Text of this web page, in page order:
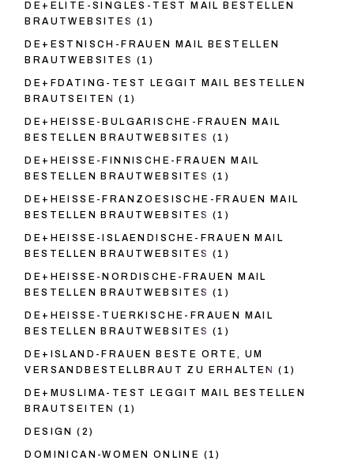
DE+ELITE-SINGLES-TEST MAIL BESTELLEN
BRAUTWEBSITES (1)
DE+ESTNISCH-FRAUEN MAIL BESTELLEN
BRAUTWEBSITES (1)
DE+FDATING-TEST LEGGIT MAIL BESTELLEN
BRAUTSEITEN
(1)
DE+HEISSE-BULGARISCHE-FRAUEN MAIL
BESTELLEN BRAUTWEBSITES (1)
DE+HEISSE-FINNISCHE-FRAUEN MAIL
BESTELLEN BRAUTWEBSITES (1)
DE+HEISSE-FRANZOESISCHE-FRAUEN MAIL
BESTELLEN BRAUTWEBSITES (1)
DE+HEISSE-ISLAENDISCHE-FRAUEN MAIL
BESTELLEN BRAUTWEBSITES (1)
DE+HEISSE-NORDISCHE-FRAUEN MAIL
BESTELLEN BRAUTWEBSITES (1)
DE+HEISSE-TUERKISCHE-FRAUEN MAIL
BESTELLEN BRAUTWEBSITES (1)
DE+ISLAND-FRAUEN BESTE ORTE, UM
VERSANDBESTELLBRAUT ZU ERHALTEN
(1)
DE+MUSLIMA-TEST LEGGIT MAIL BESTELLEN
BRAUTSEITEN
(1)
DESIGN (2)
DOMINICAN-WOMEN ONLINE (1)